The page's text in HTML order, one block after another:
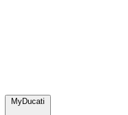
MyDucati